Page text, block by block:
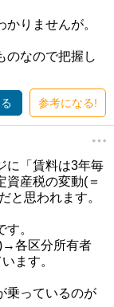
りませんが。
のなので把握し
参考になる!
に「賃料は3年毎
資産税の変動(＝
と思われます。
。
各区分所有者
ます。
乗っているのが